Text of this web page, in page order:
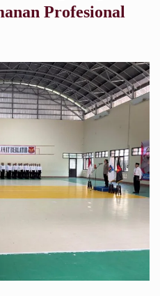
Profesional